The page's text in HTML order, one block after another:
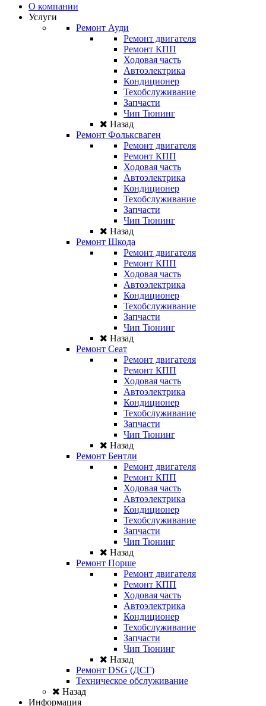
О компании
Услуги
Ремонт Ауди
Ремонт двигателя
Ремонт КПП
Ходовая часть
Автоэлектрика
Кондиционер
Техобслуживание
Запчасти
Чип Тюнинг
Назад
Ремонт Фольксваген
Ремонт двигателя
Ремонт КПП
Ходовая часть
Автоэлектрика
Кондиционер
Техобслуживание
Запчасти
Чип Тюнинг
Назад
Ремонт Шкода
Ремонт двигателя
Ремонт КПП
Ходовая часть
Автоэлектрика
Кондиционер
Техобслуживание
Запчасти
Чип Тюнинг
Назад
Ремонт Сеат
Ремонт двигателя
Ремонт КПП
Ходовая часть
Автоэлектрика
Кондиционер
Техобслуживание
Запчасти
Чип Тюнинг
Назад
Ремонт Бентли
Ремонт двигателя
Ремонт КПП
Ходовая часть
Автоэлектрика
Кондиционер
Техобслуживание
Запчасти
Чип Тюнинг
Назад
Ремонт Порше
Ремонт двигателя
Ремонт КПП
Ходовая часть
Автоэлектрика
Кондиционер
Техобслуживание
Запчасти
Чип Тюнинг
Назад
Ремонт DSG (ДСГ)
Техническое обслуживание
Назад
Информация